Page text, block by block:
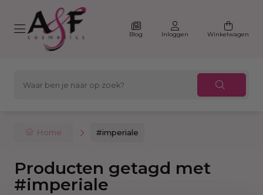
Blog Inloggen Winkelwagen
Home #imperiale
Producten getagd met
#imperiale